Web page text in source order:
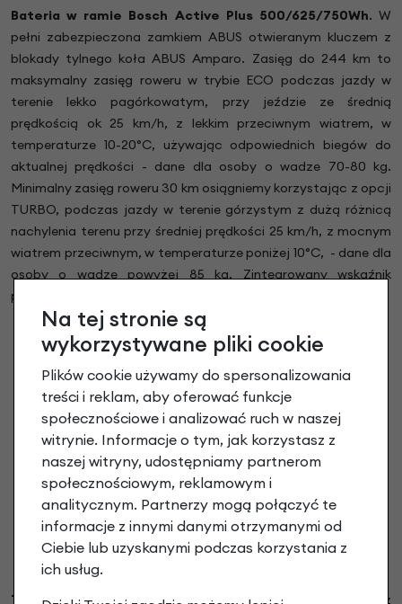
Bateria w ramie Bosch Active Plus 500/625/750Wh. W
pełni zabezpieczona zamkiem ABUS otwieranym kluczem z
blokady tylnego koła ABUS Amparo. Zasięg do 244 km to
maksymalny zasięg roweru w trybie ECO podczas jazdy w
terenie lekko pagórkowatym, przy jeździe ze średnią
prędkością ok 25 km/h, z lekkim przeciwnym wiatrem, w
temperaturze 10-20°C, używając odpowiednich biegów do
aktualnej prędkości - dane dla osoby o wadze 70-80 kg.
Minimalny zasięg roweru 30 km osiągniemy korzystając z opcji
TURBO, podczas jazdy w terenie górzystym z dużą różnicą
nachylenia terenu przy średniej prędkości 25 km/h, z mocnym
wiatrem przeciwnym, w temperaturze poniżej 10°C, - dane dla
osoby o wadze powyżej 85 kg. Zintegrowany wskaźnik
poziomu naładowania baterii, czas pełnego ładowania 3,5 h.
Tylna lampka Batavus Vizi V-Light LED. Rowery elektryczne z
Na tej stronie są
wykorzystywane pliki cookie
Plików cookie używamy do spersonalizowania
treści i reklam, aby oferować funkcje
społecznościowe i analizować ruch w naszej
witrynie. Informacje o tym, jak korzystasz z
naszej witryny, udostępniamy partnerom
społecznościowym, reklamowym i
analitycznym. Partnerzy mogą połączyć te
informacje z innymi danymi otrzymanymi od
Ciebie lub uzyskanymi podczas korzystania z
ich usług.